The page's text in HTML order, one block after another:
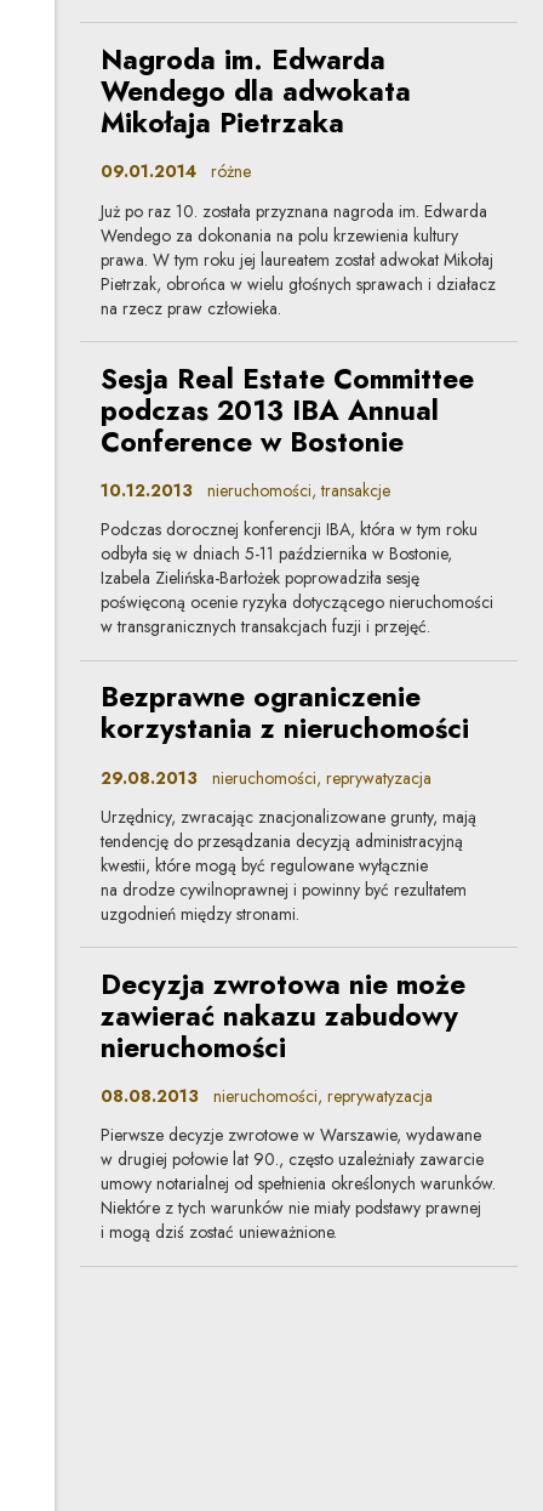
Nagroda im. Edwarda
Wendego dla adwokata
Mikołaja Pietrzaka
09.01.2014 różne
Już po raz 10. została przyznana nagroda im. Edwarda
Wendego za dokonania na polu krzewienia kultury
prawa. W tym roku jej laureatem został adwokat Mikołaj
Pietrzak, obrońca w wielu głośnych sprawach i działacz
na rzecz praw człowieka.
Sesja Real Estate Committee
podczas 2013 IBA Annual
Conference w Bostonie
10.12.2013 nieruchomości, transakcje
Podczas dorocznej konferencji IBA, która w tym roku
odbyła się w dniach 5-11 października w Bostonie,
Izabela Zielińska-Barłożek poprowadziła sesję
poświęconą ocenie ryzyka dotyczącego nieruchomości
w transgranicznych transakcjach fuzji i przejęć.
Bezprawne ograniczenie
korzystania z nieruchomości
29.08.2013 nieruchomości, reprywatyzacja
Urzędnicy, zwracając znacjonalizowane grunty, mają
tendencję do przesądzania decyzją administracyjną
kwestii, które mogą być regulowane wyłącznie
na drodze cywilnoprawnej i powinny być rezultatem
uzgodnień między stronami.
Decyzja zwrotowa nie może
zawierać nakazu zabudowy
nieruchomości
08.08.2013 nieruchomości, reprywatyzacja
Pierwsze decyzje zwrotowe w Warszawie, wydawane
w drugiej połowie lat 90., często uzależniały zawarcie
umowy notarialnej od spełnienia określonych warunków.
Niektóre z tych warunków nie miały podstawy prawnej
i mogą dziś zostać unieważnione.